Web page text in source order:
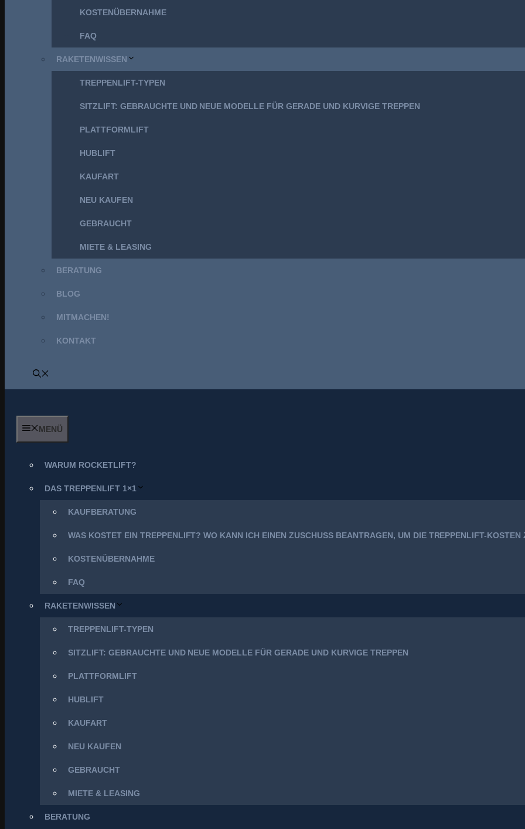
KOSTENÜBERNAHME
FAQ
RAKETENWISSEN
TREPPENLIFT-TYPEN
SITZLIFT: GEBRAUCHTE UND NEUE MODELLE FÜR GERADE UND KURVIGE TREPPEN
PLATTFORMLIFT
HUBLIFT
KAUFART
NEU KAUFEN
GEBRAUCHT
MIETE & LEASING
BERATUNG
BLOG
MITMACHEN!
KONTAKT
MENÜ
WARUM ROCKETLIFT?
DAS TREPPENLIFT 1×1
KAUFBERATUNG
WAS KOSTET EIN TREPPENLIFT? WO KANN ICH EINEN ZUSCHUSS BEANTRAGEN, UM DIE TREPPENLIFT-KOSTEN
KOSTENÜBERNAHME
FAQ
RAKETENWISSEN
TREPPENLIFT-TYPEN
SITZLIFT: GEBRAUCHTE UND NEUE MODELLE FÜR GERADE UND KURVIGE TREPPEN
PLATTFORMLIFT
HUBLIFT
KAUFART
NEU KAUFEN
GEBRAUCHT
MIETE & LEASING
BERATUNG